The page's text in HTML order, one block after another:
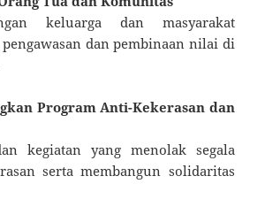
keluarga dan masyarakat
dan pembinaan nilai di
Program Anti-Kekerasan dan
kegiatan yang menolak segala
serta membangun solidaritas